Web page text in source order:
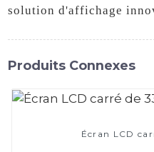
solution d'affichage
Produits Connexes
Écran LCD